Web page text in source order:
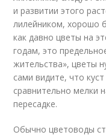
и развитии этого
лилейником, хорошо
как давно цветы на
годам, это
жительства», цветы
сами видите, что
сравнительно мелки
пересадке.
Обычно цветоводы